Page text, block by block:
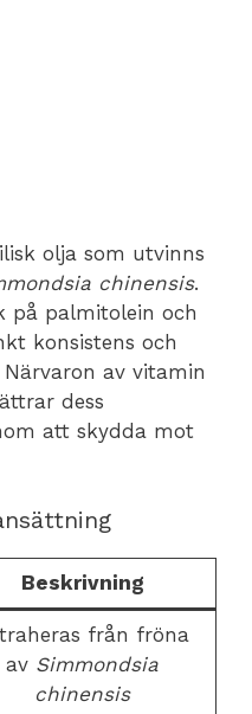
olja som utvinns
chinensis.
på palmitolein och
konsistens och
av vitamin
dess
att skydda mot
Beskrivning
från fröna
av Simmondsia
chinensis